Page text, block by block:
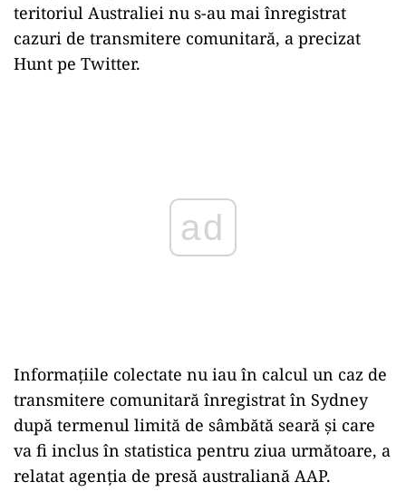
teritoriul Australiei nu s-au mai înregistrat
cazuri de transmitere comunitară, a precizat
Hunt pe Twitter.
Informaţiile colectate nu iau în calcul un caz de
transmitere comunitară înregistrat în Sydney
după termenul limită de sâmbătă seară şi care
va fi inclus în statistica pentru ziua următoare, a
relatat agenţia de presă australiană AAP.